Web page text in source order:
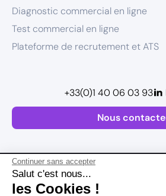
Continuer sans accepter
Salut c'est nous...
les Cookies !
Diagnostic commercial en ligne
Test commercial en ligne
Plateforme de recrutement et ATS
Nous
+33(0)1 40 06 03 93